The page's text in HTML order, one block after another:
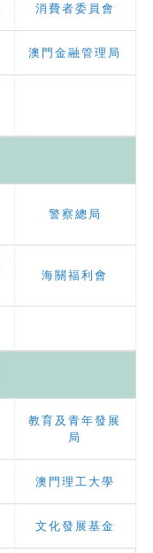
消費者委員會
澳門金融管理局
警察總局
海關福利會
教育及青年發展
局
澳門理工大學
文化發展基金